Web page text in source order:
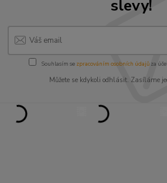
slevy!
Souhlasím se zpracováním osobních údajůza
Můžete se kdykoli odhlásit. Zasíláme